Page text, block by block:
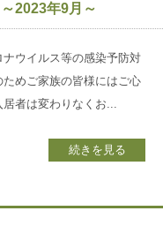
2023年9月～
ウイルス等の感染予防対
めご家族の皆様にはご心
者は変わりなくお...
続きを見る